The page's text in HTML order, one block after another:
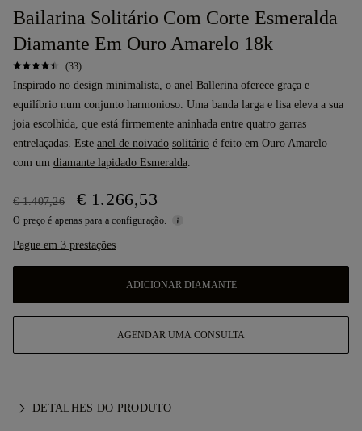
Bailarina Solitário Com Corte Esmeralda
Diamante Em Ouro Amarelo 18k
(33)
Inspirado no design minimalista, o anel Ballerina oferece graça e
equilíbrio num conjunto harmonioso. Uma banda larga e lisa eleva a sua
joia escolhida, que está firmemente aninhada entre quatro garras
entrelaçadas. Este anel de noivado solitário é feito em Ouro Amarelo
com um diamante lapidado Esmeralda.
€ 1.407,26 € 1.266,53
O preço é apenas para a configuração.
Pague em 3 prestações
ADICIONAR DIAMANTE
AGENDAR UMA CONSULTA
DETALHES DO PRODUTO